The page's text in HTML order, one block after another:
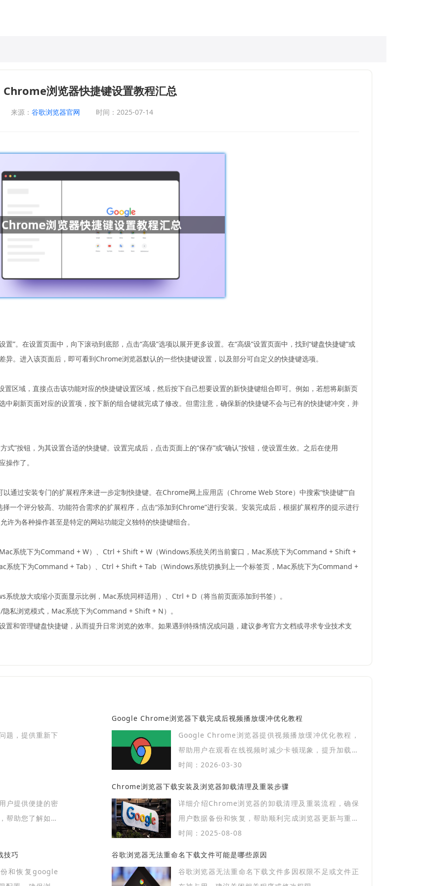
Chrome浏览器快捷键设置教程汇总
来源： 谷歌浏览器官网 时间：2025-07-14
”。在设置页面中，向下滚动到底部，点击“高级”选项以展开更多设置。在“高级”设置页面中，找到“键盘快捷键”或
。进入该页面后，即可看到Chrome浏览器默认的一些快捷键设置，以及部分可自定义的快捷键选项。
区域，直接点击该功能对应的快捷键设置区域，然后按下自己想要设置的新快捷键组合即可。例如，若想将刷新页
中刷新页面对应的设置项，按下新的组合键就完成了修改。但需注意，确保新的快捷键不会与已有的快捷键冲突，并
”按钮，为其设置合适的快捷键。设置完成后，点击页面上的“保存”或“确认”按钮，使设置生效。之后在使用
作了。
通过安装专门的扩展程序来进一步定制快捷键。在Chrome网上应用店（Chrome Web Store）中搜索“快捷键”“自
一个评分较高、功能符合需求的扩展程序，点击“添加到Chrome”进行安装。安装完成后，根据扩展程序的提示进行
为各种操作甚至是特定的网站功能定义独特的快捷键组合。
系统下为Command + W）、Ctrl + Shift + W（Windows系统关闭当前窗口，Mac系统下为Command + Shift +
系统下为Command + Tab）、Ctrl + Shift + Tab（Windows系统切换到上一个标签页，Mac系统下为Command +
统放大或缩小页面显示比例，Mac系统同样适用）、Ctrl + D（将当前页面添加到书签）。
私浏览模式，Mac系统下为Command + Shift + N）。
和管理键盘快捷键，从而提升日常浏览的效率。如果遇到特殊情况或问题，建议参考官方文档或寻求专业技术支
题，提供重新下
Google Chrome浏览器下载完成后视频播放缓冲优化教程
Google Chrome浏览器提供视频播放缓冲优化教程，
帮助用户在观看在线视频时减少卡顿现象，提升加载速
度，实现流畅稳定的观看体验。
时间：2026-03-30
户提供便捷的密
帮助您了解如何
潜在的安全风
Chrome浏览器下载安装及浏览器卸载清理及重装步骤
详细介绍Chrome浏览器的卸载清理及重装流程，确保
用户数据备份和恢复，帮助顺利完成浏览器更新与重装
操作。
时间：2025-08-08
技巧
和恢复google
谷歌浏览器无法重命名下载文件可能是哪些原因
谷歌浏览器无法重命名下载文件多因权限不足或文件正